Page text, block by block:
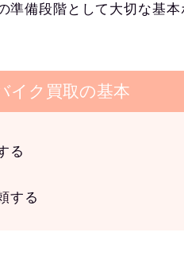
準備段階として大切な基本
イク買取の基本
る
する